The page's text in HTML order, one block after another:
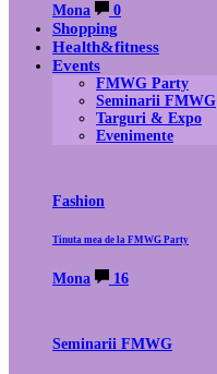
Mona 0
Shopping
Health&fitness
Events
FMWG Party
Seminarii FMWG
Targuri & Expo
Evenimente
Fashion
Tinuta mea de la FMWG Party
Mona 16
Seminarii FMWG